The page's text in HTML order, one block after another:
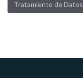
Tratamiento de Datos